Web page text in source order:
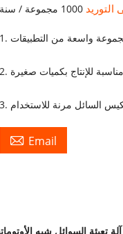
التوريد 1000 مجموعة / سنة
 Email
آلة تعبئة السوائل شبه